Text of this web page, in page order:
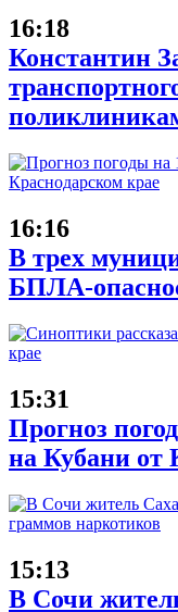
16:18
Константин
16:16
В трех
БПЛА-
15:31
Прогноз
на Кубани от
15:13
В Сочи